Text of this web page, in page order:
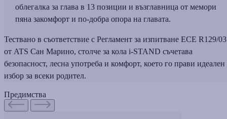
облегалка за глава в 13 позиции и възглавница от мемори
пяна закомфорт и по-добра опора на главата.
Тествано в съответствие с Регламент за изпитване ECE R129/03
от ATS Сан Марино, столче за кола i-STAND съчетава
безопасност, лесна употреба и комфорт, което го прави идеален
избор за всеки родител.
Предимства